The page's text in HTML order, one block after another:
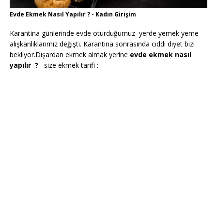
Evde Ekmek Nasıl Yapılır ? - Kadın Girişim
Karantina günlerinde evde oturduğumuz yerde yemek yeme
alışkanlıklarımız değişti. Karantina sonrasında ciddi diyet bizi
bekliyor.Dışardan ekmek almak yerine evde ekmek nasıl
yapılır ? size ekmek tarifi :